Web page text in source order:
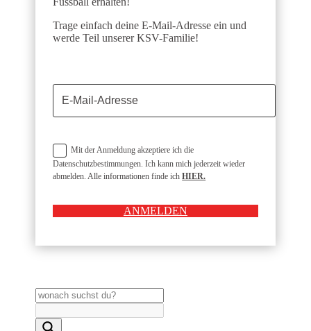
Trage einfach deine E-Mail-Adresse ein und
werde Teil unserer KSV-Familie!
Mit der Anmeldung akzeptiere ich die
Datenschutzbestimmungen. Ich kann mich jederzeit wieder
abmelden. Alle informationen finde ichHIER.
ANMELDEN